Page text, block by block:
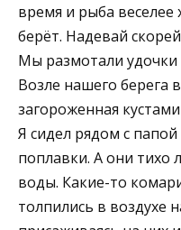
время и рыба веселее
берёт. Надевай
Мы размотали удочки
Возле нашего берега
загороженная
Я сидел рядом с
поплавки. А они тихо
воды. Какие-то
толпились в воздухе